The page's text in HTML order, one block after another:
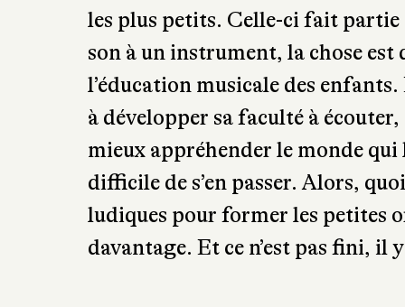
finalement, le classique, ce sont
les plus petits. Celle-ci fait
son à un instrument, la chose
l’éducation musicale des
à développer sa faculté à
mieux appréhender le monde
difficile de s’en passer. Alors,
ludiques pour former les petites